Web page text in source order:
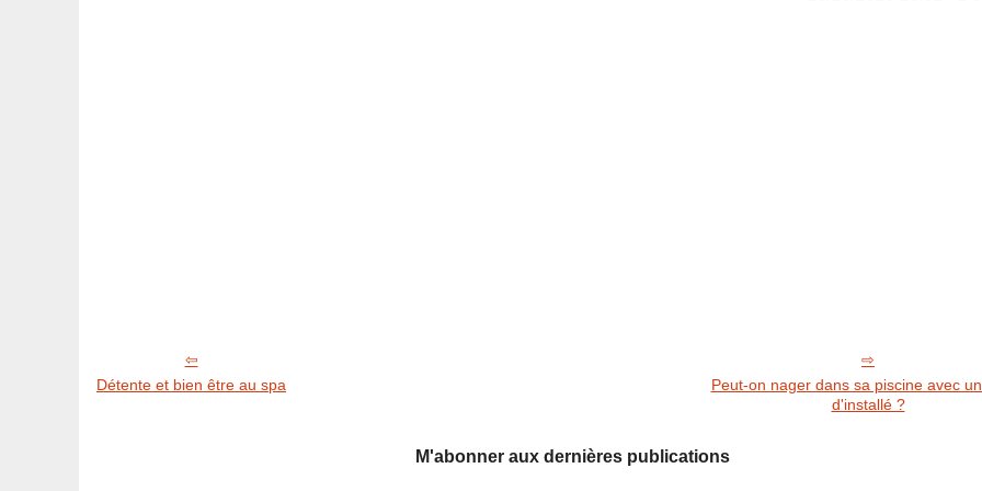
Détente et bien être au spa
Peut-on nager dans sa piscine avec
d'installé ?
M'abonner aux dernières publications